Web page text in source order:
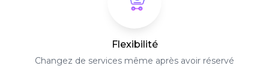
Flexibilité
Changez de services même après avoir réservé